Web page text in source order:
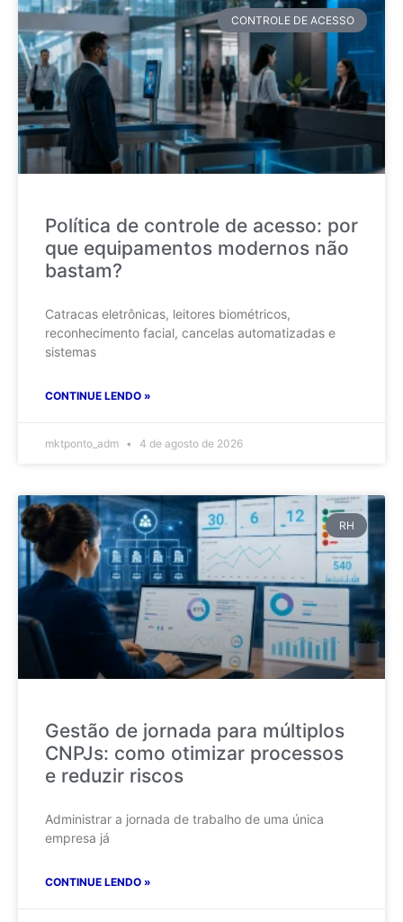
CONTROLE DE ACESSO
Política de controle de acesso: por
que equipamentos modernos não
bastam?
Catracas eletrônicas, leitores biométricos,
reconhecimento facial, cancelas automatizadas e
sistemas
CONTINUE LENDO »
mktponto_adm 4 de agosto de 2026
RH
Gestão de jornada para múltiplos
CNPJs: como otimizar processos
e reduzir riscos
Administrar a jornada de trabalho de uma única
empresa já
CONTINUE LENDO »